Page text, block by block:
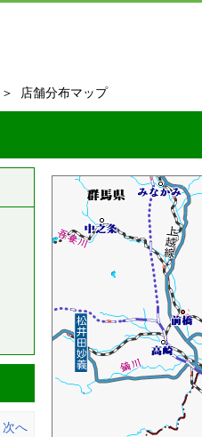
＞ 店舗分布マップ
次へ